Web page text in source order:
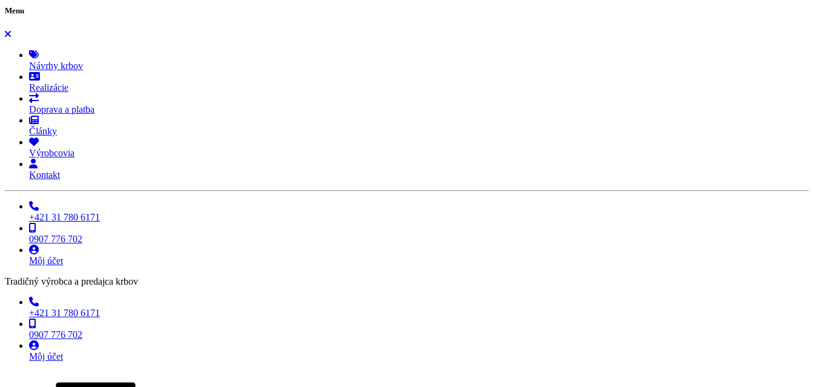
Menu
Návrhy krbov
Realizácie
Doprava a platba
Články
Výrobcovia
Kontakt
+421 31 780 6171
0907 776 702
Môj účet
Tradičný výrobca a predajca krbov
+421 31 780 6171
0907 776 702
Môj účet